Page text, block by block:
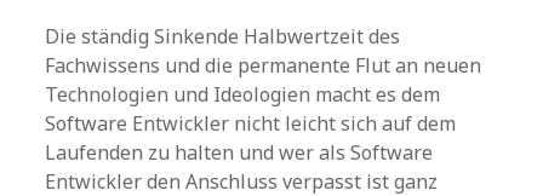
Die ständig Sinkende Halbwertzeit des
Fachwissens und die permanente Flut an neuen
Technologien und Ideologien macht es dem
Software Entwickler nicht leicht sich auf dem
Laufenden zu halten und wer als Software
Entwickler den Anschluss verpasst ist ganz